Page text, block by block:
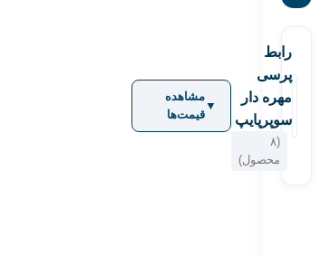
رابط
پرسی
مهره دار
سوپرپایپ
(۸
محصول)
▼
مشاهده
قیمت‌ها